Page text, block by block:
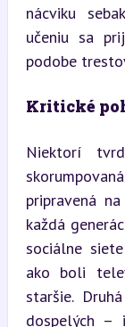
nácviku
učeniu sa
podobe
Kritické
Niektorí
pripravená
každá
sociálne
ako boli
staršie.
dospelých –